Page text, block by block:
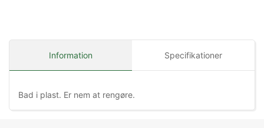
Information Specifikationer
Bad i plast. Er nem at rengøre.